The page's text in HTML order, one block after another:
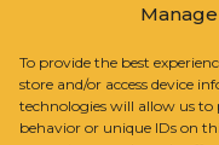
To provide the best
store and/or access device
technologies will allow us to
behavior or unique IDs on
| 1989